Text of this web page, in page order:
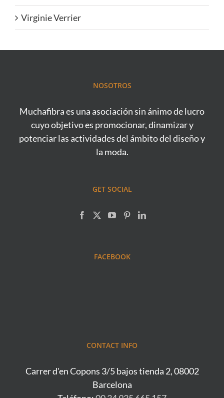
Virginie Verrier
NOSOTROS
Muchafibra es una asociación sin ánimo de lucro
cuyo objetivo es promocionar, dinamizar y
potenciar las actividades del ámbito del diseño y
la moda.
GET SOCIAL
FACEBOOK
CONTACT INFO
Carrer d'en Copons 3/5 bajos tienda 2, 08002
Barcelona